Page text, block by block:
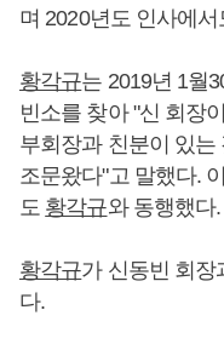
며 2020년도 인사에
황각규는 2019년 1월
빈소를 찾아 "신 회장
부회장과 친분이 있는
조문왔다"고 말했다.
도 황각규와 동행했다.
황각규가 신동빈 회장
다.